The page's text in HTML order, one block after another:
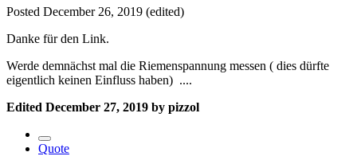
Posted December 26, 2019 (edited)
Danke für den Link.
Werde demnächst mal die Riemenspannung messen ( dies dürfte
eigentlich keinen Einfluss haben) ....
Edited December 27, 2019 by pizzol
Quote